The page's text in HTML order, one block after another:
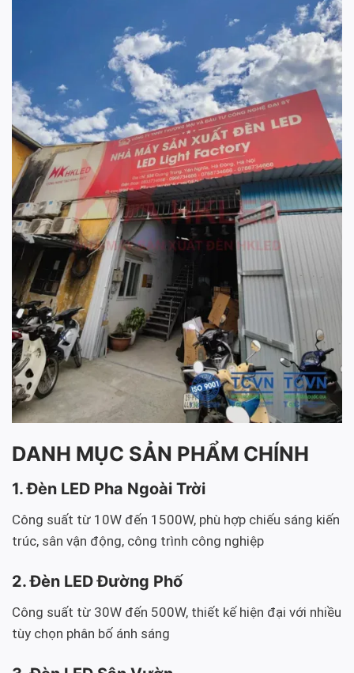
DANH MỤC SẢN PHẨM CHÍNH
1. Đèn LED Pha Ngoài Trời
Công suất từ 10W đến 1500W, phù hợp chiếu sáng kiến
trúc, sân vận động, công trình công nghiệp
2. Đèn LED Đường Phố
Công suất từ 30W đến 500W, thiết kế hiện đại với nhiều
tùy chọn phân bố ánh sáng